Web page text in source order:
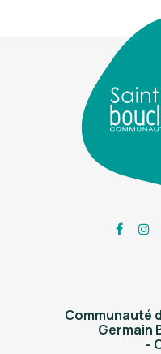
Lien
Communauté
Germain
-